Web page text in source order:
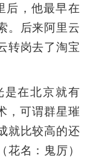
后，他最早在
。后来阿里云
转岗去了淘宝
是在北京就有
，可谓群星璀
就比较高的还
名：鬼厉）